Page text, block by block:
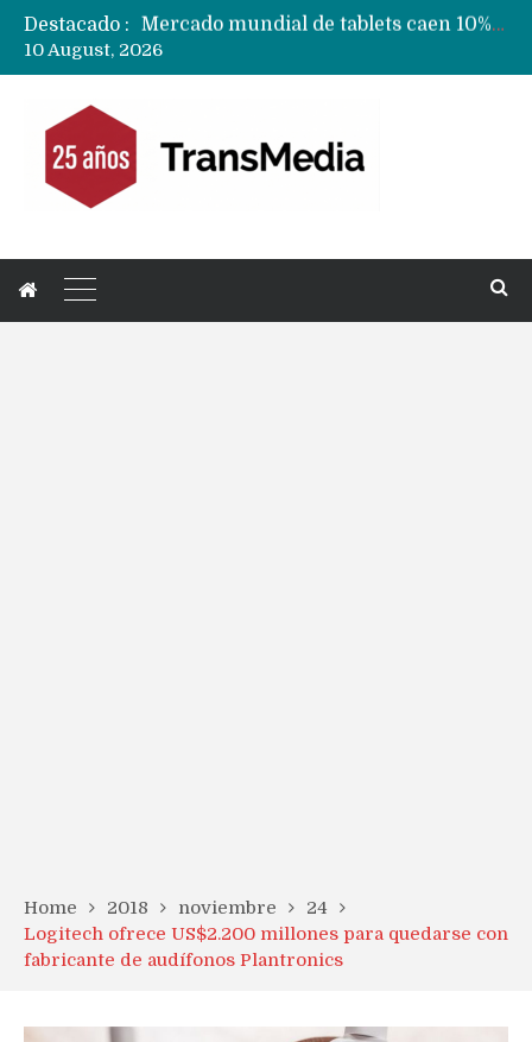
Destacado :
Fabricantes suben precios de teléfonos y ganan más dinero en un mercado donde Xiaomi alerta por no mejorar ventas
10 August, 2026
Home 2018 noviembre
24
Logitech ofrece US$2.200 millones para quedarse con
fabricante de audífonos Plantronics